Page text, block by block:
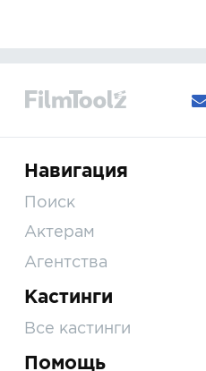
Навигация
Поиск
Актерам
Агентства
Кастинги
Все кастинги
Помощь